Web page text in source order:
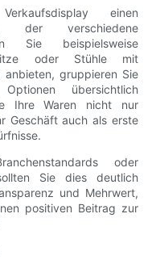
einen
der verschiedene
Sie beispielsweise
oder Stühle mit
anbieten, gruppieren Sie
übersichtlich
Ihre Waren nicht nur
Geschäft auch als erste
oder
Sie dies deutlich
und Mehrwert,
positiven Beitrag zur